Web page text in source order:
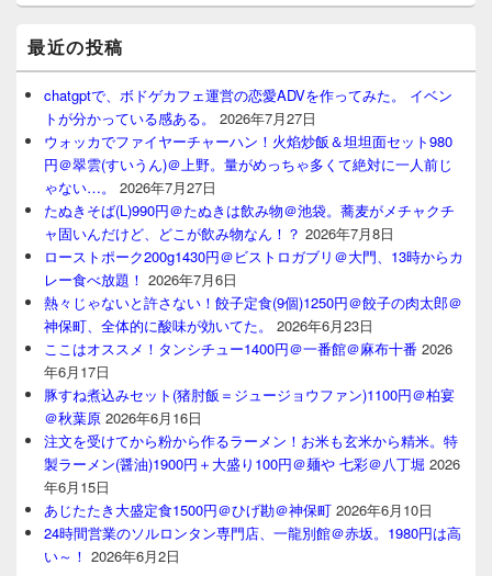
最近の投稿
chatgptで、ボドゲカフェ運営の恋愛ADVを作ってみた。 イベン
トが分かっている感ある。
2026年7月27日
ウォッカでファイヤーチャーハン！火焰炒飯＆坦坦面セット980
円＠翠雲(すいうん)＠上野。量がめっちゃ多くて絶対に一人前じ
ゃない…。
2026年7月27日
たぬきそば(L)990円＠たぬきは飲み物＠池袋。蕎麦がメチャクチ
ャ固いんだけど、どこが飲み物なん！？ 2026年7月8日
ローストポーク200g1430円＠ビストロガブリ＠大門、13時からカ
レー食べ放題！ 2026年7月6日
熱々じゃないと許さない！餃子定食(9個)1250円＠餃子の肉太郎＠
神保町、全体的に酸味が効いてた。
2026年6月23日
ここはオススメ！タンシチュー1400円＠一番館＠麻布十番 2026
年6月17日
豚すね煮込みセット(猪肘飯＝ジュージョウファン)1100円＠柏宴
＠秋葉原 2026年6月16日
注文を受けてから粉から作るラーメン！お米も玄米から精米。特
製ラーメン(醤油)1900円＋大盛り100円＠麺や 七彩＠八丁堀 2026
年6月15日
あじたたき大盛定食1500円＠ひげ勘＠神保町 2026年6月10日
24時間営業のソルロンタン専門店、一龍別館＠赤坂。1980円は高
い～！ 2026年6月2日